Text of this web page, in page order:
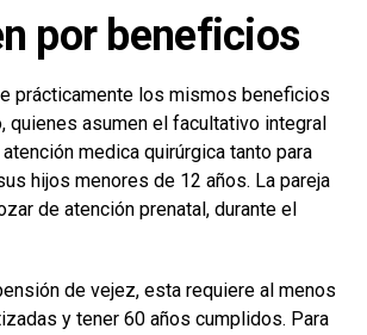
por beneficios
prácticamente los mismos beneficios
quienes asumen el facultativo integral
medica quirúrgica tanto para
hijos menores de 12 años. La pareja
de atención prenatal, durante el
de vejez, esta requiere al menos
y tener 60 años cumplidos. Para